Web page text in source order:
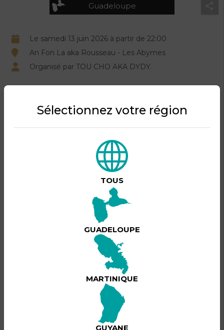
Guadeloupe
Le samedi 13 juin 2026 à partir de 22:00
An Fon La aka Rousseau - Les Abymes
Organisé par TOU CHO AKA DYDY.
📍 An Fon La – Chez Les Rousseau
Prépare-toi pour une nuit 🔥🔥🔥 avec une ambiance de
folie, du son lourd et une vibe inoubliable !
🎤 Artiste invité : T Kimp Gee
🎧 Aux platines : VJ Ben, DJ Dankers, DJ Spycko, DJ 507
💃🏽🕺🏽 Dress code soigné exigé
🚫 Pas de bijoux ostentatoires
🪪 Pièce d’identité obligatoire
🎟️ Tickets disponibles sur Allmol 👉🏾
Lire plus
BILLETTERIE
Cet événement est passé !
Sélectionnez votre région
TOUS
GUADELOUPE
MARTINIQUE
GUYANE